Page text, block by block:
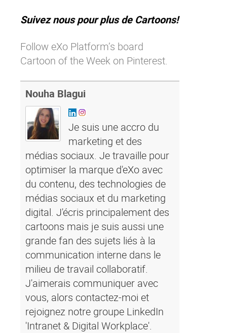
Suivez nous pour plus de Cartoons!
Follow eXo Platform’s board
Cartoon of the Week on Pinterest.
Nouha Blagui
Je suis une accro du
marketing et des
médias sociaux. Je travaille pour
optimiser la marque d'eXo avec
du contenu, des technologies de
médias sociaux et du marketing
digital. J'écris principalement des
cartoons mais je suis aussi une
grande fan des sujets liés à la
communication interne dans le
milieu de travail collaboratif.
J'aimerais communiquer avec
vous, alors contactez-moi et
rejoignez notre groupe LinkedIn
'Intranet & Digital Workplace'.